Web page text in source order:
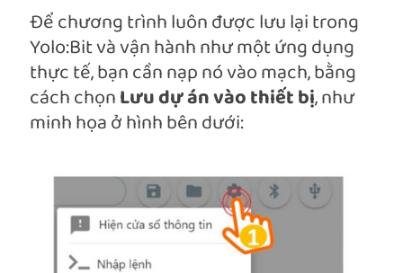
Để chương trình luôn được lưu lại trong
Yolo:Bit và vận hành như một ứng dụng
thực tế, bạn cần nạp nó vào mạch, bằng
cách chọnLưu dự án vào thiết bị, như
minh họa ở hình bên dưới: